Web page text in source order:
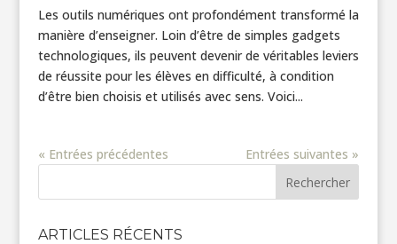
Les outils numériques ont profondément transformé la
manière d’enseigner. Loin d’être de simples gadgets
technologiques, ils peuvent devenir de véritables leviers
de réussite pour les élèves en difficulté, à condition
d’être bien choisis et utilisés avec sens. Voici...
« Entrées précédentes
Entrées suivantes »
Rechercher
ARTICLES RÉCENTS